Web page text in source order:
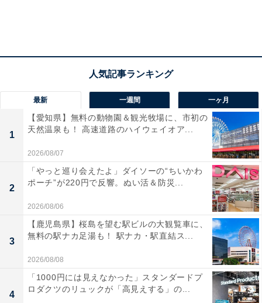
最新 一週間 一ヶ月
1
【愛知県】無料の動物園＆観光牧場に、市初の
天然温泉も！ 高速道路のハイウェイオア...
2026/08/07
2
「やっと巡り会えたよ」ダイソーの“ちいかわ
ポーチ”が220円で反響。ぬい活＆防災...
2026/08/06
3
【鹿児島県】桜島を望む駅ビルの大観覧車に、
無料の駅ナカ足湯も！ 駅ナカ・駅直結ス...
2026/08/08
4
「1000円には見えなかった」スタンダードプ
ロダクツのリュックが「高見えする」の...